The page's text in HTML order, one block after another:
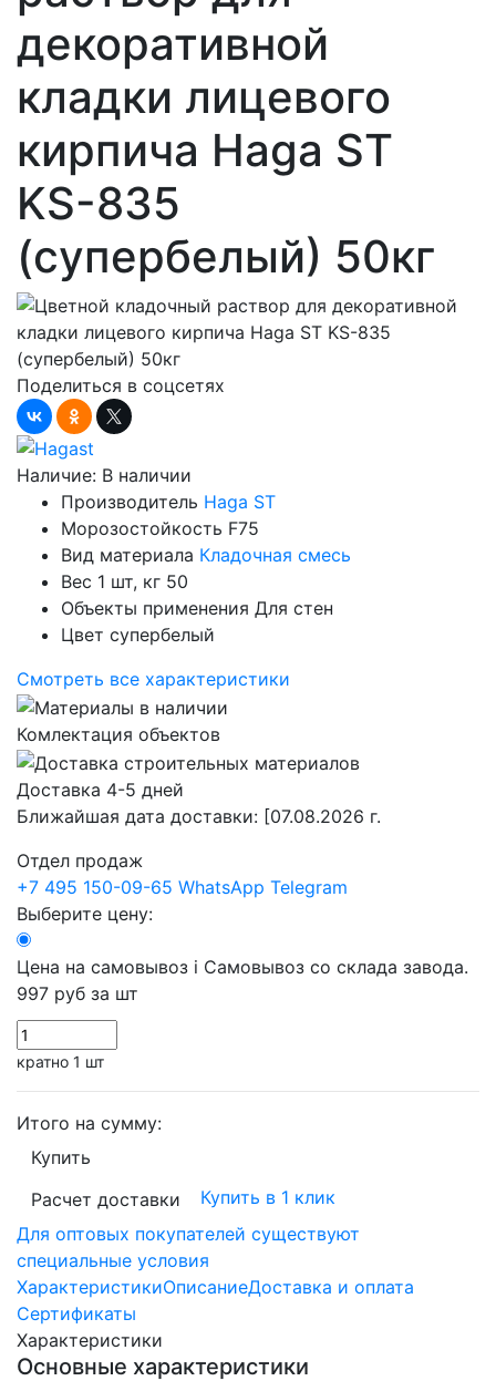
декоративной
кладки лицевого
кирпича Haga ST
KS-835
(супербелый) 50кг
Поделиться в соцсетях
Наличие: В наличии
Производитель Haga ST
Морозостойкость F75
Вид материала Кладочная смесь
Вес 1 шт, кг 50
Объекты применения Для стен
Цвет супербелый
Смотреть все характеристики
Комлектация объектов
Доставка 4-5 дней
Ближайшая дата доставки: [07.08.2026 г.
Отдел продаж
+7 495 150-09-65 WhatsApp Telegram
Выберите цену:
Цена на самовывоз i Самовывоз со склада завода.
997 руб за шт
кратно 1 шт
Итого на сумму:
Купить
Расчет доставки
Купить в 1 клик
Для оптовых покупателей существуют
специальные условия
ХарактеристикиОписаниеДоставка и оплата
Сертификаты
Характеристики
Основные характеристики